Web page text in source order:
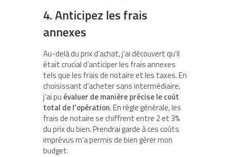
4. Anticipez les frais
annexes
Au-delà du prix d’achat, j’ai découvert qu’il
était crucial d’anticiper les frais annexes
tels que les frais de notaire et les taxes. En
choisissant d’acheter sans intermédiaire,
j’ai pu évaluer de manière précise le coût
total de l’opération. En règle générale, les
frais de notaire se chiffrent entre 2 et 3%
du prix du bien. Prendrai garde à ces coûts
imprévus m’a permis de bien gérer mon
budget.